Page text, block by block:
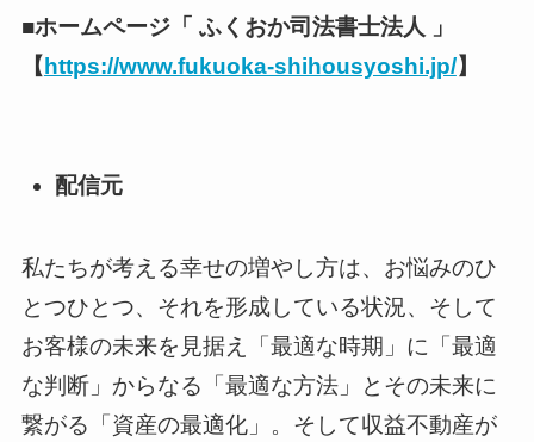
■ホームページ「 ふくおか司法書士法人 」
【https://www.fukuoka-shihousyoshi.jp/】
配信元
​私たちが考える幸せの増やし方は、お悩みのひ
とつひとつ、それを形成している状況、そして
お客様の未来を見据え「最適な時期」に「最適
な判断」からなる「最適な方法」とその未来に
繋がる「資産の最適化」。そして収益不動産が